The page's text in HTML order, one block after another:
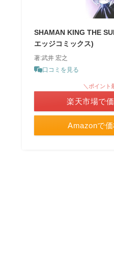
SHAMAN KING THE
エッジコミックス)
著:武井 宏之
口コミを見る
Amazonで
＼ポイント
楽天市場で